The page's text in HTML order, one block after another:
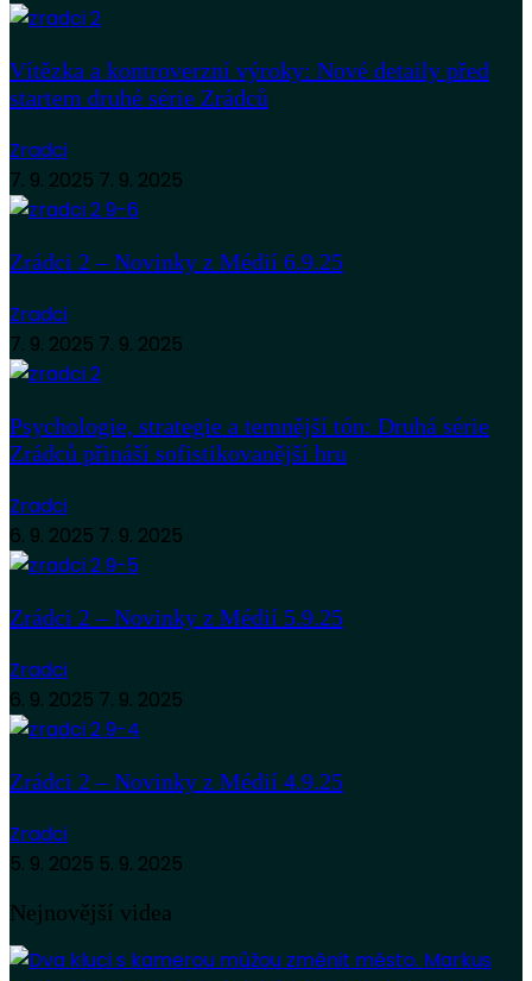
Vítězka a kontroverzní výroky: Nové detaily před
startem druhé série Zrádců
Zradci
7. 9. 2025 7. 9. 2025
Zrádci 2 – Novinky z Médií 6.9.25
Zradci
7. 9. 2025 7. 9. 2025
Psychologie, strategie a temnější tón: Druhá série
Zrádců přináší sofistikovanější hru
Zradci
6. 9. 2025 7. 9. 2025
Zrádci 2 – Novinky z Médií 5.9.25
Zradci
6. 9. 2025 7. 9. 2025
Zrádci 2 – Novinky z Médií 4.9.25
Zradci
5. 9. 2025 5. 9. 2025
Nejnovější videa